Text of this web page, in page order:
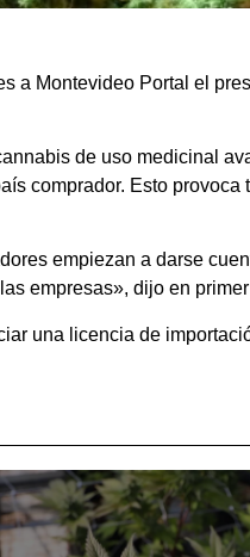
a Montevideo Portal el
de uso medicinal
comprador. Esto provoca
empiezan a darse
empresas», dijo en
una licencia de